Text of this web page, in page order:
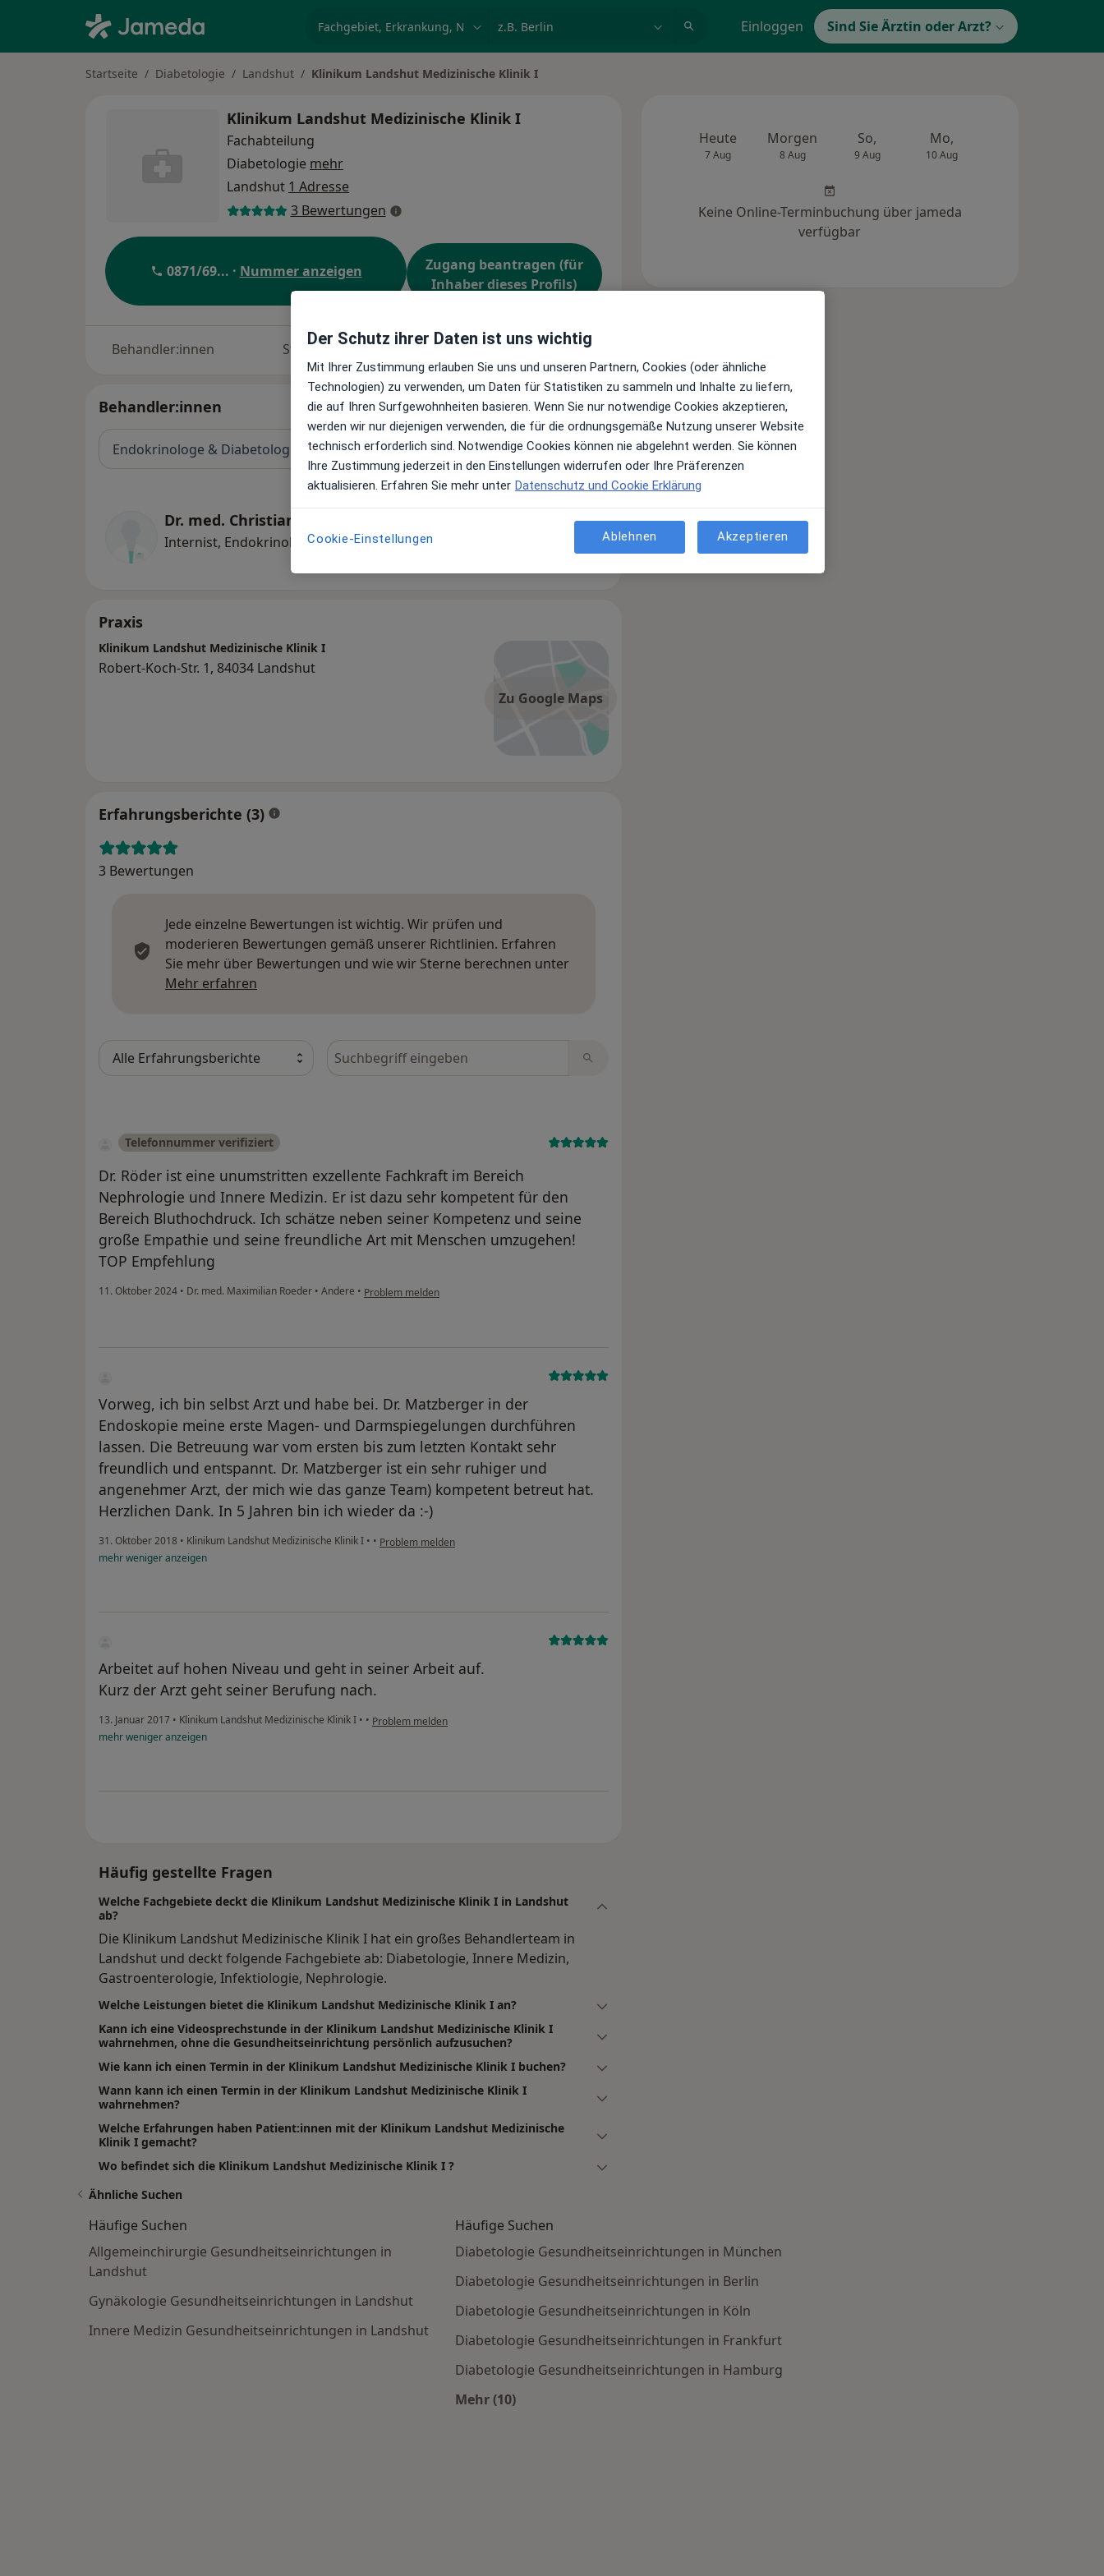
Einloggen Sind Sie Ärztin oder Arzt?
Startseite Diabetologie Landshut Klinikum Landshut Medizinische Klinik I
Klinikum Landshut Medizinische Klinik I
Fachabteilung
Diabetologie mehr
Landshut 1 Adresse
3 Bewertungen
0871/69... · Nummer anzeigen
Zugang beantragen (für
Inhaber dieses Profils)
Behandler:innen Standorte Patientenerfahrungen
Behandler:innen
Endokrinologe & Diabetologe
Dr. med. Christian Fuchs
Internist, Endokrinologe & Diabetologe, Gastroenterologe
Praxis
Zu Google Maps
Klinikum Landshut Medizinische Klinik I
Robert-Koch-Str. 1, 84034 Landshut
Erfahrungsberichte (3)
3 Bewertungen
Jede einzelne Bewertungen ist wichtig. Wir prüfen und
moderieren Bewertungen gemäß unserer Richtlinien. Erfahren
Sie mehr über Bewertungen und wie wir Sterne berechnen unter
Mehr erfahren
Bewertungen durchsuchen
Telefonnummer verifiziert
Dr. Röder ist eine unumstritten exzellente Fachkraft im Bereich
Nephrologie und Innere Medizin. Er ist dazu sehr kompetent für den
Bereich Bluthochdruck. Ich schätze neben seiner Kompetenz und seine
große Empathie und seine freundliche Art mit Menschen umzugehen!
TOP Empfehlung
11. Oktober 2024 • Dr. med. Maximilian Roeder • Andere • Problem melden
Vorweg, ich bin selbst Arzt und habe bei. Dr. Matzberger in der
Endoskopie meine erste Magen- und Darmspiegelungen durchführen
lassen. Die Betreuung war vom ersten bis zum letzten Kontakt sehr
freundlich und entspannt. Dr. Matzberger ist ein sehr ruhiger und
angenehmer Arzt, der mich wie das ganze Team) kompetent betreut hat.
Herzlichen Dank. In 5 Jahren bin ich wieder da :-)
31. Oktober 2018 • Klinikum Landshut Medizinische Klinik I • • Problem melden
mehrwenigeranzeigen
Arbeitet auf hohen Niveau und geht in seiner Arbeit auf.
Kurz der Arzt geht seiner Berufung nach.
13. Januar 2017 • Klinikum Landshut Medizinische Klinik I • • Problem melden
mehrwenigeranzeigen
Häufig gestellte Fragen
Welche Fachgebiete deckt die Klinikum Landshut Medizinische Klinik I in Landshut
ab?
Die Klinikum Landshut Medizinische Klinik I hat ein großes Behandlerteam in
Landshut und deckt folgende Fachgebiete ab: Diabetologie, Innere Medizin,
Gastroenterologie, Infektiologie, Nephrologie.
Welche Leistungen bietet die Klinikum Landshut Medizinische Klinik I an?
Kann ich eine Videosprechstunde in der Klinikum Landshut Medizinische Klinik I
wahrnehmen, ohne die Gesundheitseinrichtung persönlich aufzusuchen?
Wie kann ich einen Termin in der Klinikum Landshut Medizinische Klinik I buchen?
Wann kann ich einen Termin in der Klinikum Landshut Medizinische Klinik I
wahrnehmen?
Welche Erfahrungen haben Patient:innen mit der Klinikum Landshut Medizinische
Klinik I gemacht?
Wo befindet sich die Klinikum Landshut Medizinische Klinik I ?
Heute
7 Aug
Morgen
8 Aug
So,
9 Aug
Mo,
10 Aug
Keine Online-Terminbuchung über jameda
verfügbar
Ähnliche Suchen
Häufige Suchen
Allgemeinchirurgie Gesundheitseinrichtungen in
Landshut
Gynäkologie Gesundheitseinrichtungen in Landshut
Innere Medizin Gesundheitseinrichtungen in Landshut
Häufige Suchen
Diabetologie Gesundheitseinrichtungen in München
Diabetologie Gesundheitseinrichtungen in Berlin
Diabetologie Gesundheitseinrichtungen in Köln
Diabetologie Gesundheitseinrichtungen in Frankfurt
Diabetologie Gesundheitseinrichtungen in Hamburg
Mehr (10)
Der Schutz ihrer Daten ist uns wichtig
Mit Ihrer Zustimmung erlauben Sie uns und unseren Partnern, Cookies (oder ähnliche
Technologien) zu verwenden, um Daten für Statistiken zu sammeln und Inhalte zu liefern,
die auf Ihren Surfgewohnheiten basieren. Wenn Sie nur notwendige Cookies akzeptieren,
werden wir nur diejenigen verwenden, die für die ordnungsgemäße Nutzung unserer Website
technisch erforderlich sind. Notwendige Cookies können nie abgelehnt werden. Sie können
Ihre Zustimmung jederzeit in den Einstellungen widerrufen oder Ihre Präferenzen
aktualisieren. Erfahren Sie mehr unter Datenschutz und Cookie Erklärung
Cookie-Einstellungen Ablehnen Akzeptieren